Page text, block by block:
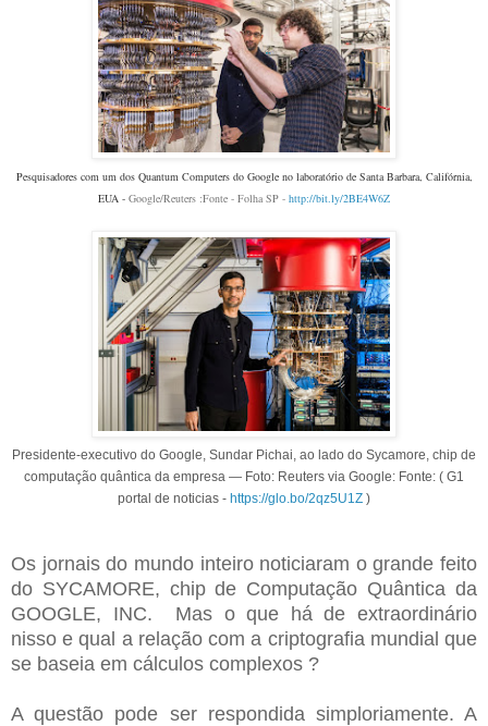
Pesquisadores com um dos Quantum Computers do Google no laboratório de Santa Barbara, Califórnia,
EUA - Google/Reuters :Fonte - Folha SP - http://bit.ly/2BE4W6Z
Presidente-executivo do Google, Sundar Pichai, ao lado do Sycamore, chip de
computação quântica da empresa — Foto: Reuters via Google: Fonte: ( G1
portal de noticias - https://glo.bo/2qz5U1Z )
Os jornais do mundo inteiro noticiaram o grande feito
do SYCAMORE, chip de Computação Quântica da
GOOGLE, INC. Mas o que há de extraordinário
nisso e qual a relação com a criptografia mundial que
se baseia em cálculos complexos ?
A questão pode ser respondida simploriamente. A